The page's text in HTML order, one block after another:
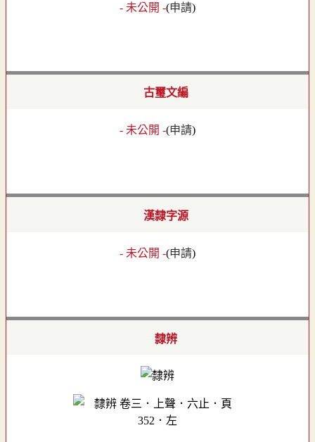
- 未公開 -(申請)
古璽文編
- 未公開 -(申請)
漢隸字源
- 未公開 -(申請)
隸辨